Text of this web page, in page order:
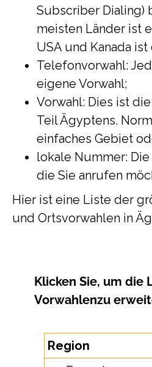
Subscriber Dialing)
meisten Länder ist
USA und Kanada ist
Telefonvorwahl:
eigene Vorwahl;
Vorwahl: Dies ist
Teil Ägyptens.
einfaches Gebiet
lokale Nummer:
die Sie anrufen
Hier ist eine Liste der
und Ortsvorwahlen in
Klicken Sie, um die
Vorwahlenzu
Region